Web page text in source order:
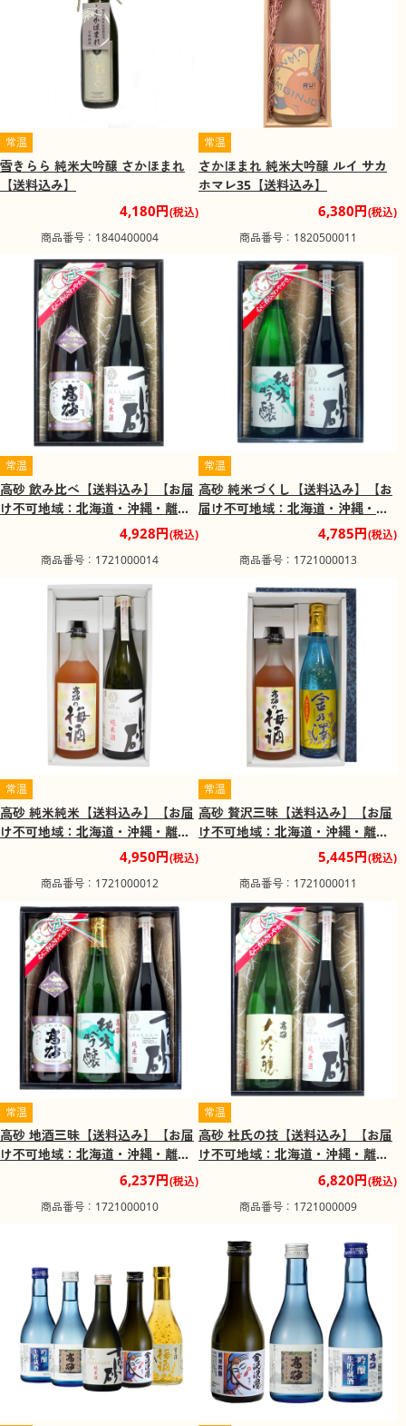
常温
雪きらら 純米大吟醸 さかほまれ
【送料込み】
4,180円(税込)
商品番号：1840400004
常温
さかほまれ 純米大吟醸 ルイ サカ
ホマレ35【送料込み】
6,380円(税込)
商品番号：1820500011
常温
高砂 飲み比べ【送料込み】【お届
け不可地域：北海道・沖縄・離
4,928円(税込)
商品番号：1721000014
常温
高砂 純米づくし【送料込み】【お
届け不可地域：北海道・沖縄・離
4,785円(税込)
商品番号：1721000013
常温
高砂 純米純米【送料込み】【お届
け不可地域：北海道・沖縄・離
4,950円(税込)
商品番号：1721000012
常温
高砂 贅沢三昧【送料込み】【お届
け不可地域：北海道・沖縄・離
5,445円(税込)
商品番号：1721000011
常温
高砂 地酒三昧【送料込み】【お届
け不可地域：北海道・沖縄・離
6,237円(税込)
商品番号：1721000010
常温
高砂 杜氏の技【送料込み】【お届
け不可地域：北海道・沖縄・離
6,820円(税込)
商品番号：1721000009